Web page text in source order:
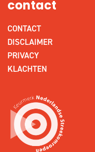
contact
CONTACT
DISCLAIMER
PRIVACY
KLACHTEN